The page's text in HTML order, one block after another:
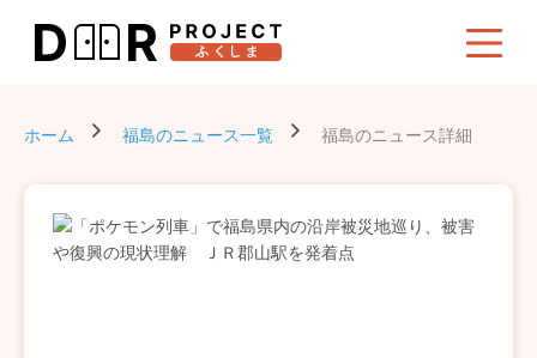
ホーム 福島のニュース一覧 福島のニュース詳細